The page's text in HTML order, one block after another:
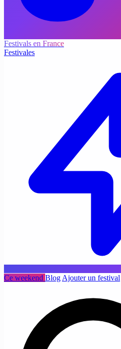
Festivals en France
Festivales
Ce weekend Blog Ajouter un festival